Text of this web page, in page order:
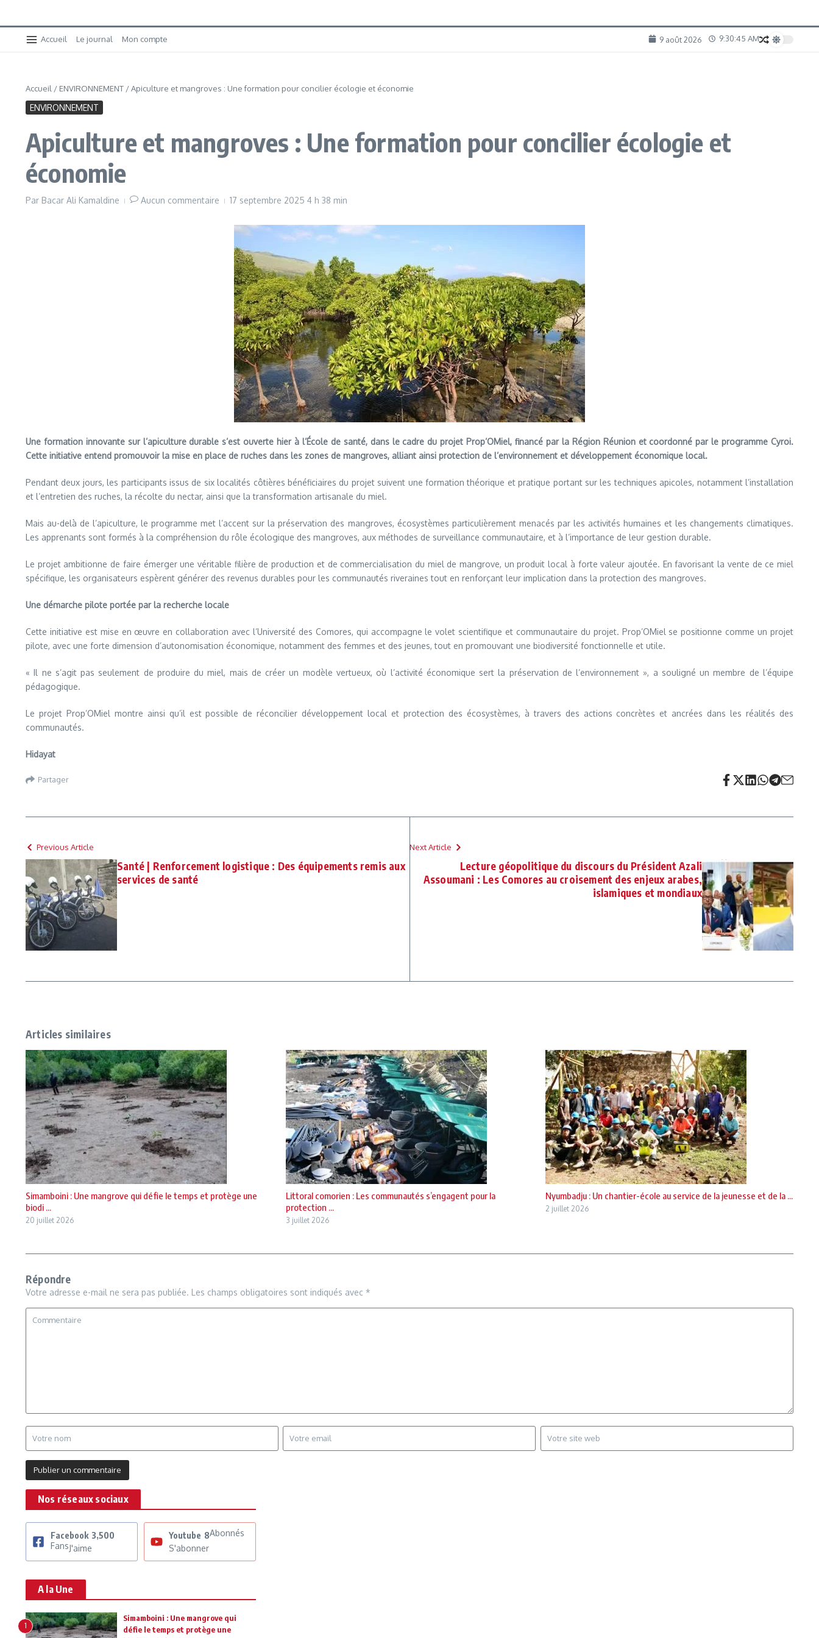
Accueil Le journal Mon compte 9 août 2026 9:30:46 AM
Accueil / ENVIRONNEMENT /Apiculture et mangroves : Une formation pour concilier écologie et économie
ENVIRONNEMENT
Apiculture et mangroves : Une formation pour concilier écologie et
économie
Par Bacar Ali Kamaldine Aucun commentaire 17 septembre 2025 4 h 38 min
Une formation innovante sur l’apiculture durable s’est ouverte hier à l’École de santé, dans le cadre du projet Prop’OMiel, financé par la Région Réunion et coordonné par le programme Cyroi.
Cette initiative entend promouvoir la mise en place de ruches dans les zones de mangroves, alliant ainsi protection de l’environnement et développement économique local.
Pendant deux jours, les participants issus de six localités côtières bénéficiaires du projet suivent une formation théorique et pratique portant sur les techniques apicoles, notamment l’installation
et l’entretien des ruches, la récolte du nectar, ainsi que la transformation artisanale du miel.
Mais au-delà de l’apiculture, le programme met l’accent sur la préservation des mangroves, écosystèmes particulièrement menacés par les activités humaines et les changements climatiques.
Les apprenants sont formés à la compréhension du rôle écologique des mangroves, aux méthodes de surveillance communautaire, et à l’importance de leur gestion durable.
Le projet ambitionne de faire émerger une véritable filière de production et de commercialisation du miel de mangrove, un produit local à forte valeur ajoutée. En favorisant la vente de ce miel
spécifique, les organisateurs espèrent générer des revenus durables pour les communautés riveraines tout en renforçant leur implication dans la protection des mangroves.
Une démarche pilote portée par la recherche locale
Cette initiative est mise en œuvre en collaboration avec l’Université des Comores, qui accompagne le volet scientifique et communautaire du projet. Prop’OMiel se positionne comme un projet
pilote, avec une forte dimension d’autonomisation économique, notamment des femmes et des jeunes, tout en promouvant une biodiversité fonctionnelle et utile.
« Il ne s’agit pas seulement de produire du miel, mais de créer un modèle vertueux, où l’activité économique sert la préservation de l’environnement », a souligné un membre de l’équipe
pédagogique.
Le projet Prop’OMiel montre ainsi qu’il est possible de réconcilier développement local et protection des écosystèmes, à travers des actions concrètes et ancrées dans les réalités des
communautés.
Hidayat
Partager
Previous Article
Santé | Renforcement logistique : Des équipements remis aux
services de santé
Next Article
Lecture géopolitique du discours du Président Azali
Assoumani : Les Comores au croisement des enjeux arabes,
islamiques et mondiaux
Articles similaires
Simamboini : Une mangrove qui défie le temps et protège une
biodi ...
20 juillet 2026
Littoral comorien : Les communautés s’engagent pour la
protection ...
3 juillet 2026
Nyumbadju : Un chantier-école au service de la jeunesse et de la ...
2 juillet 2026
Répondre
Votre adresse e-mail ne sera pas publiée. Les champs obligatoires sont indiqués avec *
Nos réseaux sociaux
Facebook 3,500
FansJ'aime
Youtube 8Abonnés
S'abonner
A la Une
1
Simamboini : Une mangrove qui
défie le temps et protège une